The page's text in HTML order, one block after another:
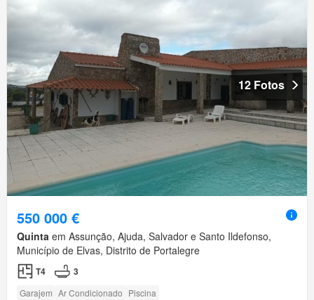
12 Fotos
550 000 €
Quinta em Assunção, Ajuda, Salvador e Santo Ildefonso,
Município de Elvas, Distrito de Portalegre
T4 3
Garajem Ar Condicionado Piscina